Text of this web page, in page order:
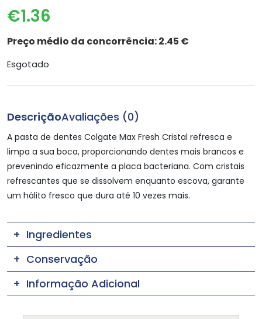
€1.36
Preço médio da concorrência:2.45 €
Esgotado
DescriçãoAvaliações (0)
A pasta de dentes Colgate Max Fresh Cristal refresca e
limpa a sua boca, proporcionando dentes mais brancos e
prevenindo eficazmente a placa bacteriana. Com cristais
refrescantes que se dissolvem enquanto escova, garante
um hálito fresco que dura até 10 vezes mais.
Ingredientes
Conservação
Informação Adicional